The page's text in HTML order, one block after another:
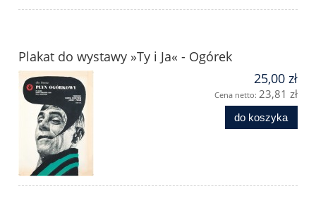
Plakat do wystawy »Ty i Ja« - Ogórek
25,00 zł
Cena netto: 23,81 zł
do koszyka